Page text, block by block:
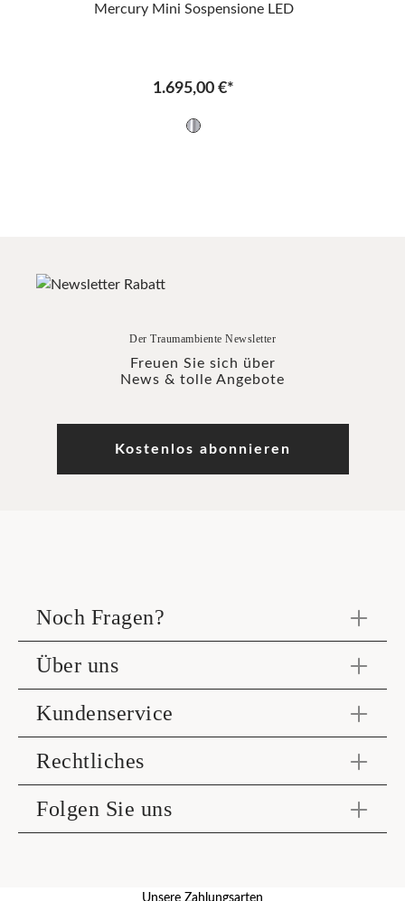
Mercury Mini Sospensione LED
1.695,00 €*
Der Traumambiente Newsletter
Freuen Sie sich über
News & tolle Angebote
Kostenlos abonnieren
Noch Fragen?
Über uns
Kundenservice
Rechtliches
Folgen Sie uns
Unsere Zahlungsarten